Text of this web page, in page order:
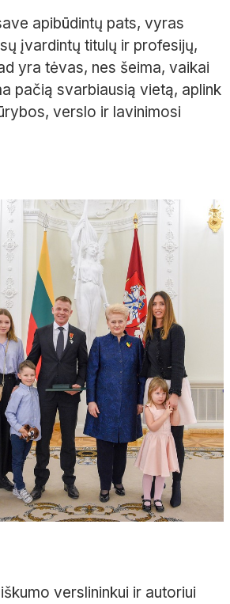
apibūdintų pats, vyras
įvardintų titulų ir profesijų,
yra tėvas, nes šeima, vaikai
pačią svarbiausią vietą, aplink
verslo ir lavinimosi
verslininkui ir autoriui